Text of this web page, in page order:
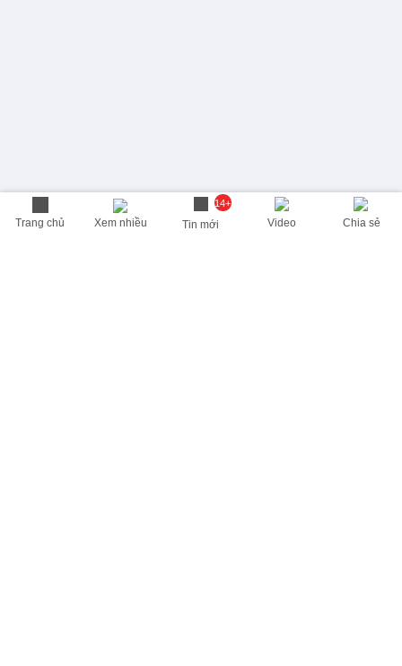
Trang chủ Xem nhiều
14+
Tin mới Video Chia sẻ